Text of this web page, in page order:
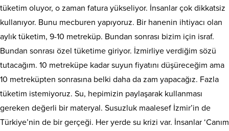
tüketim oluyor, o zaman fatura yükseliyor. İnsanlar çok dikkatsiz
kullanıyor. Bunu mecburen yapıyoruz. Bir hanenin ihtiyacı olan
aylık tüketim, 9-10 metreküp. Bundan sonrası bizim için israf.
Bundan sonrası özel tüketime giriyor. İzmirliye verdiğim sözü
tutacağım. 10 metreküpe kadar suyun fiyatını düşüreceğim ama
10 metreküpten sonrasına belki daha da zam yapacağız. Fazla
tüketim istemiyoruz. Su, hepimizin paylaşarak kullanması
gereken değerli bir materyal. Susuzluk maalesef İzmir’in de
Türkiye’nin de bir gerçeği. Her yerde su krizi var. İnsanlar ‘Canım